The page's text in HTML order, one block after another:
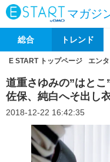
マガジ
総合 トレンド
E START トップページ エンタ
道重さゆみの”はと
佐保、純白へそ出し
2018-12-22 16:42:35